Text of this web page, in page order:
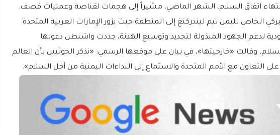
اتفاق السلام، الشهر الماضي، مشيراً إلى هجمات لقناصة وعمليات قصف.
الخاص لليمن تيم ليندركنغ إلى المنطقة حيث يزور الإمارات العربية المتحدة
لدعم الجهود المبذولة لتجديد وتوسيع الهدنة، جددت واشنطن دعوتها
وقالت «خارجيتها»، في بيان على موقعها الرسمي: «نذكر الحوثيين بأن العالم
التعاون مع الأمم المتحدة والاستماع إلى النداءات اليمنية من أجل السلام».